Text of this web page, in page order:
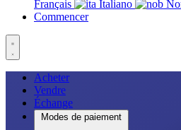
Français
Italiano
Commencer
Acheter
Vendre
Échange
Modes de paiement